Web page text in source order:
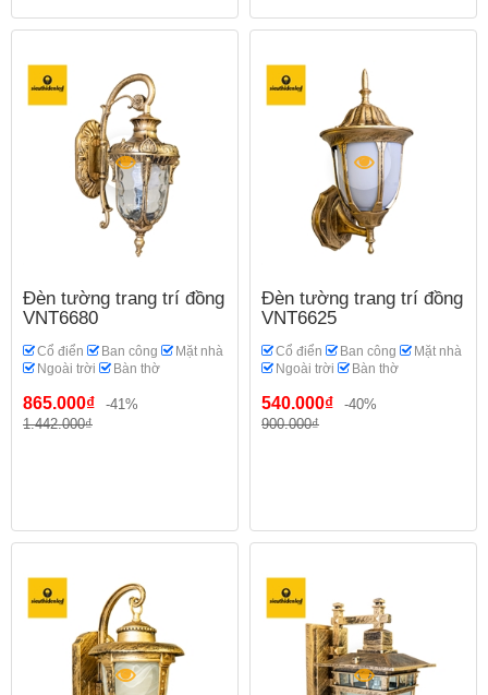
Đèn tường trang trí đồng
VNT6680
Cổ điển Ban công
Mặt nhà
Ngoài trời
Bàn thờ
865.000₫
-41%
1.442.000₫
Đèn tường trang trí đồng
VNT6625
Cổ điển Ban công
Mặt nhà
Ngoài trời
Bàn thờ
540.000₫
-40%
900.000₫